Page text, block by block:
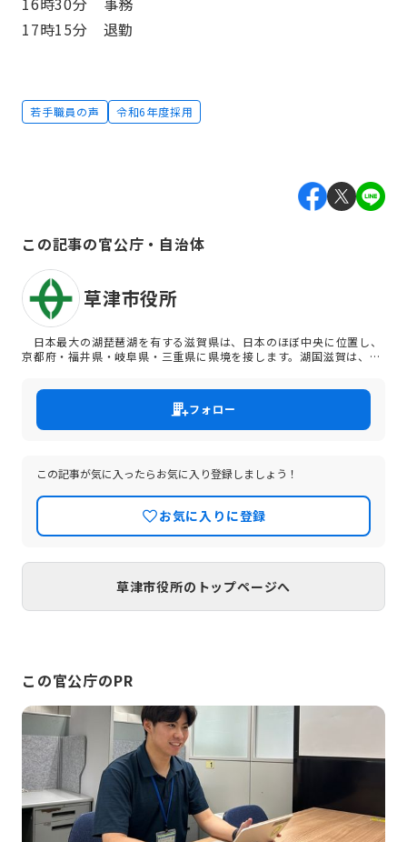
17時15分 退勤
若手職員の声 令和6年度採用
この記事の官公庁・自治体
草津市役所
日本最大の湖琵琶湖を有する滋賀県は、日本のほぼ中央に位置し、
京都府・福井県・岐阜県・三重県に県境を接します。湖国滋賀は、古
10．9キロメートルとやや南北に広がった地域からなります。東海道
と中山道の分岐・合流の地であった草津は、天下を手中に収めようと
した時の権力者たちにとっても、歴史上重要な場所でした。現在も滋
フォロー
この記事が気に入ったらお気に入り登録しましょう！
お気に入りに登録
草津市役所のトップページへ
この官公庁のPR